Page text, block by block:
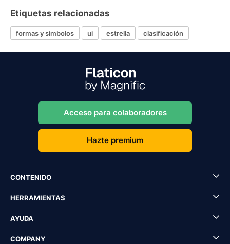
Etiquetas relacionadas
formas y simbolos ui estrella clasificación
Acceso para colaboradores
Hazte premium
CONTENIDO
HERRAMIENTAS
AYUDA
COMPANY